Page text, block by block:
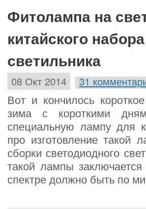
Фитолампа на
китайского
светильника
08 Окт 2014 31
Вот и кончилось
зима с короткими
специальную лампу для
про изготовление такой
сборки светодиодного
такой лампы
спектре должно быть по